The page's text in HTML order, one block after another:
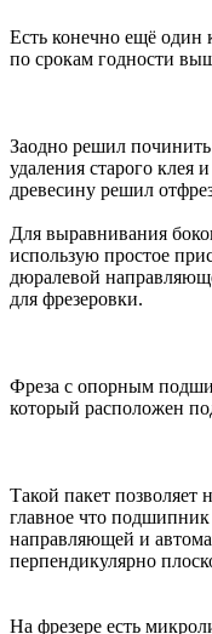
Есть конечно ещё один
по срокам годности
Заодно решил
удаления старого клея
древесину решил
Для выравнивания
использую простое
дюралевой
для фрезеровки.
Фреза с опорным
который расположен
Такой пакет позволяет
главное что
направляющей и
перпендикулярно
На фрезере есть